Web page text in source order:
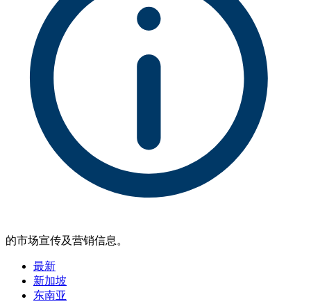
的市场宣传及营销信息。
最新
新加坡
东南亚